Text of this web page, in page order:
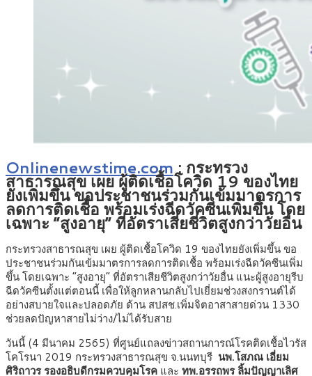
Onlinenewstime.com: กระทรวง
สาธารณสุข เผย ผู้ติดเชื้อโควิด 19 ของไทย
ยังเพิ่มขึ้น ขอประชาชนร่วมกันเข้มมาตรการ
ลดการติดเชื้อ พร้อมเร่งฉีดวัคซีนเพิ่มขึ้น โดย
เฉพาะ “สูงอายุ” ที่อัตราเสียชีวิตสูงกว่าวัยอื่น
กระทรวงสาธารณสุข เผย ผู้ติดเชื้อโควิด 19 ของไทยยังเพิ่มขึ้น ขอ
ประชาชนร่วมกันเข้มมาตรการลดการติดเชื้อ พร้อมเร่งฉีดวัคซีนเพิ่ม
ขึ้น โดยเฉพาะ “สูงอายุ” ที่อัตราเสียชีวิตสูงกว่าวัยอื่น แนะผู้สูงอายุรีบ
ฉีดวัคซีนตั้งแต่ตอนนี้ เพื่อให้ลูกหลานกลับไปเยี่ยมช่วงสงกรานต์ได้
อย่างสบายใจและปลอดภัย ด้าน สปสช.เพิ่มจิตอาสาสายด่วน 1330
ช่วยลดปัญหาสายไม่ว่าง/ไม่ได้รับสาย
วันนี้ (4 มีนาคม 2565) ที่ศูนย์แถลงข่าวสถานการณ์โรคติดเชื้อไวรัส
โคโรนา 2019 กระทรวงสาธารณสุข จ.นนทบุรี นพ.โสภณ เอี่ยม
ศิริถาวร รองอธิบดีกรมควบคุมโรค และ ทพ.อรรถพร ลิ้มปัญญาเลิศ